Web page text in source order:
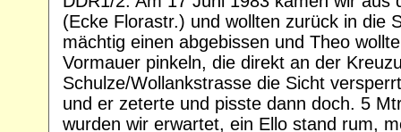
(Ecke Florastr.) und wollten zurück in die
mächtig einen abgebissen und Theo
Vormauer pinkeln, die direkt an der
Schulze/Wollankstrasse die Sicht
und er zeterte und pisste dann doch. 5
wurden wir erwartet, ein Ello stand rum,